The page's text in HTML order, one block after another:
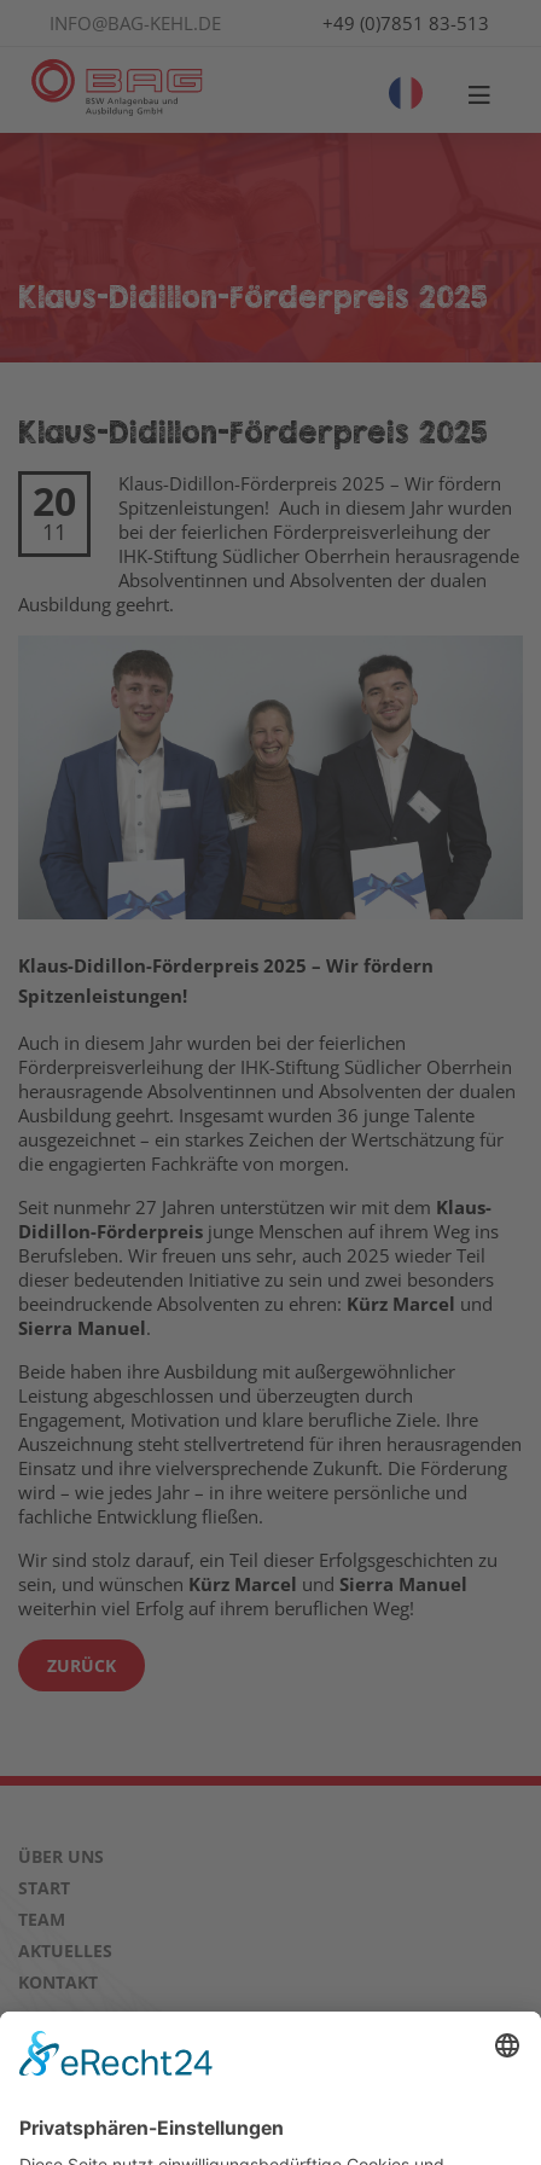
INFO@BAG-KEHL.DE +49 (0)7851 83-513
Klaus-Didillon-Förderpreis 2025
Klaus-Didillon-Förderpreis 2025
20
11
Klaus-Didillon-Förderpreis 2025 – Wir fördern
Spitzenleistungen! Auch in diesem Jahr wurden
bei der feierlichen Förderpreisverleihung der
IHK-Stiftung Südlicher Oberrhein herausragende
Absolventinnen und Absolventen der dualen
Ausbildung geehrt.
Klaus-Didillon-Förderpreis 2025 – Wir fördern
Spitzenleistungen!
Auch in diesem Jahr wurden bei der feierlichen
Förderpreisverleihung der IHK-Stiftung Südlicher Oberrhein
herausragende Absolventinnen und Absolventen der dualen
Ausbildung geehrt. Insgesamt wurden 36 junge Talente
ausgezeichnet – ein starkes Zeichen der Wertschätzung für
die engagierten Fachkräfte von morgen.
Seit nunmehr 27 Jahren unterstützen wir mit dem Klaus-
Didillon-Förderpreis junge Menschen auf ihrem Weg ins
Berufsleben. Wir freuen uns sehr, auch 2025 wieder Teil
dieser bedeutenden Initiative zu sein und zwei besonders
beeindruckende Absolventen zu ehren: Kürz Marcel und
Sierra Manuel.
Beide haben ihre Ausbildung mit außergewöhnlicher
Leistung abgeschlossen und überzeugten durch
Engagement, Motivation und klare berufliche Ziele. Ihre
Auszeichnung steht stellvertretend für ihren herausragenden
Einsatz und ihre vielversprechende Zukunft. Die Förderung
wird – wie jedes Jahr – in ihre weitere persönliche und
fachliche Entwicklung fließen.
Wir sind stolz darauf, ein Teil dieser Erfolgsgeschichten zu
sein, und wünschen Kürz Marcel und Sierra Manuel
weiterhin viel Erfolg auf ihrem beruflichen Weg!
ZURÜCK
ÜBER UNS
START
TEAM
AKTUELLES
KONTAKT
AUSBILDUNGSBÖRSE & PRAKTIKA
PRAKTIKA